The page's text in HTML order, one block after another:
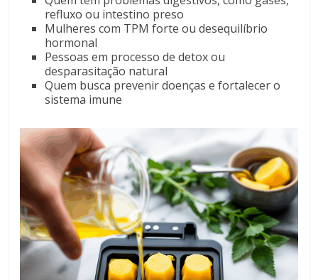
refluxo ou intestino preso
Mulheres com TPM forte ou desequilíbrio
hormonal
Pessoas em processo de detox ou
desparasitação natural
Quem busca prevenir doenças e fortalecer o
sistema imune